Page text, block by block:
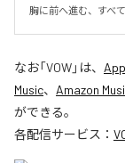
胸に前へ進む、すべ
なお「VOW」は、
Music、 Amazon
ができる。
各配信サービス：